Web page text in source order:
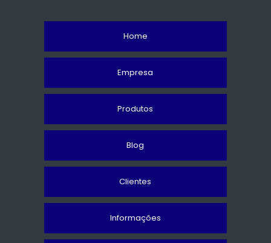
Home
Empresa
Produtos
Blog
Clientes
Informações